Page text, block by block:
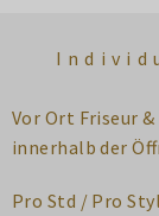
Vor Ort Friseur &
innerhalb der
Pro Std / Pro